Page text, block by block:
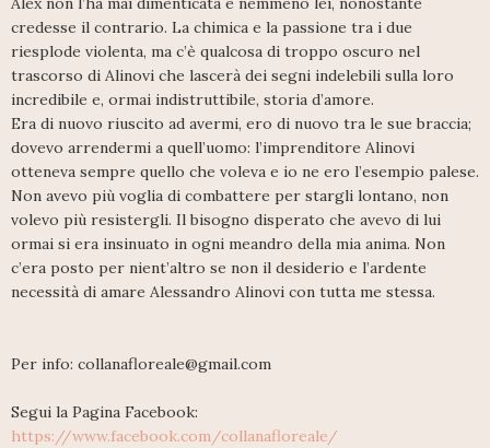
credesse il contrario. La chimica e la passione tra i due
riesplode violenta, ma c’è qualcosa di troppo oscuro nel
trascorso di Alinovi che lascerà dei segni indelebili sulla loro
incredibile e, ormai indistruttibile, storia d’amore.
Era di nuovo riuscito ad avermi, ero di nuovo tra le sue braccia;
dovevo arrendermi a quell’uomo: l’imprenditore Alinovi
otteneva sempre quello che voleva e io ne ero l’esempio palese.
Non avevo più voglia di combattere per stargli lontano, non
volevo più resistergli. Il bisogno disperato che avevo di lui
ormai si era insinuato in ogni meandro della mia anima. Non
c’era posto per nient’altro se non il desiderio e l’ardente
necessità di amare Alessandro Alinovi con tutta me stessa.
Per info: collanafloreale@gmail.com
Segui la Pagina Facebook:
https://www.facebook.com/collanafloreale/